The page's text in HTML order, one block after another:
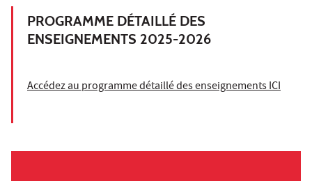
PROGRAMME DÉTAILLÉ DES
ENSEIGNEMENTS 2025-2026
Accédez au programme détaillé des enseignements ICI